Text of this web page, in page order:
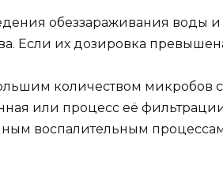
обеззараживания
Если их дозировка
количеством микробов
или процесс её
воспалительным